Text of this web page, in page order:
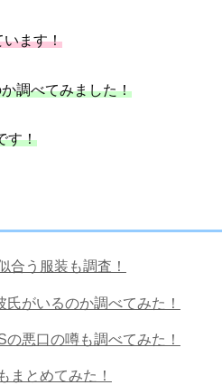
います！
調べてみました！
す！
合う服装も調査！
がいるのか調べてみた！
悪口の噂も調べてみた！
まとめてみた！